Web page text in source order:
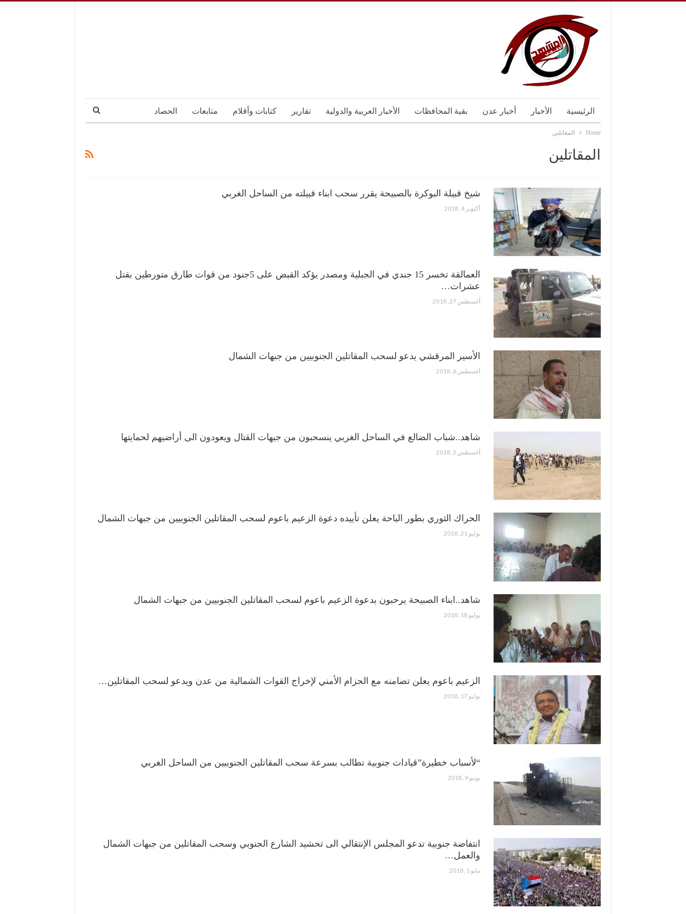
الرئيسية الأخبار أخبار عدن بقية المحافظات الأخبار العربية والدولية تقارير كتابات وأقلام متابعات الحصاد
Home المقاتلين
المقاتلين
شيخ قبيلة البوكرة بالصبيحة يقرر سحب ابناء قبيلته من الساحل الغربي
أكتوبر 4, 2018
العمالقة تخسر 15 جندي في الجبلية ومصدر يؤكد القبض على 5جنود من قوات طارق متورطين بقتل
عشرات…
أغسطس 27, 2018
الأسير المرقشي يدعو لسحب المقاتلين الجنوبيين من جبهات الشمال
أغسطس 6, 2018
شاهد..شباب الضالع في الساحل الغربي ينسحبون من جبهات القتال ويعودون الى أراضيهم لحمايتها
أغسطس 2, 2018
الحراك الثوري بطور الباحة يعلن تأييده دعوة الزعيم باعوم لسحب المقاتلين الجنوبيين من جبهات الشمال
يوليو 21, 2018
شاهد..ابناء الصبيحة يرحبون بدعوة الزعيم باعوم لسحب المقاتلين الجنوبيين من جبهات الشمال
يوليو 18, 2018
الزعيم باعوم يعلن تضامنه مع الحزام الأمني لإخراج القوات الشمالية من عدن ويدعو لسحب المقاتلين…
يوليو 17, 2018
“لأسباب خطيرة”قيادات جنوبية تطالب بسرعة سحب المقاتلين الجنوبيين من الساحل الغربي
يونيو 9, 2018
انتفاضة جنوبية تدعو المجلس الإنتقالي الى تحشيد الشارع الجنوبي وسحب المقاتلين من جبهات الشمال
والعمل…
مايو 1, 2018